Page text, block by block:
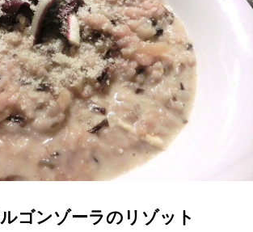
ゴンゾーラのリゾット